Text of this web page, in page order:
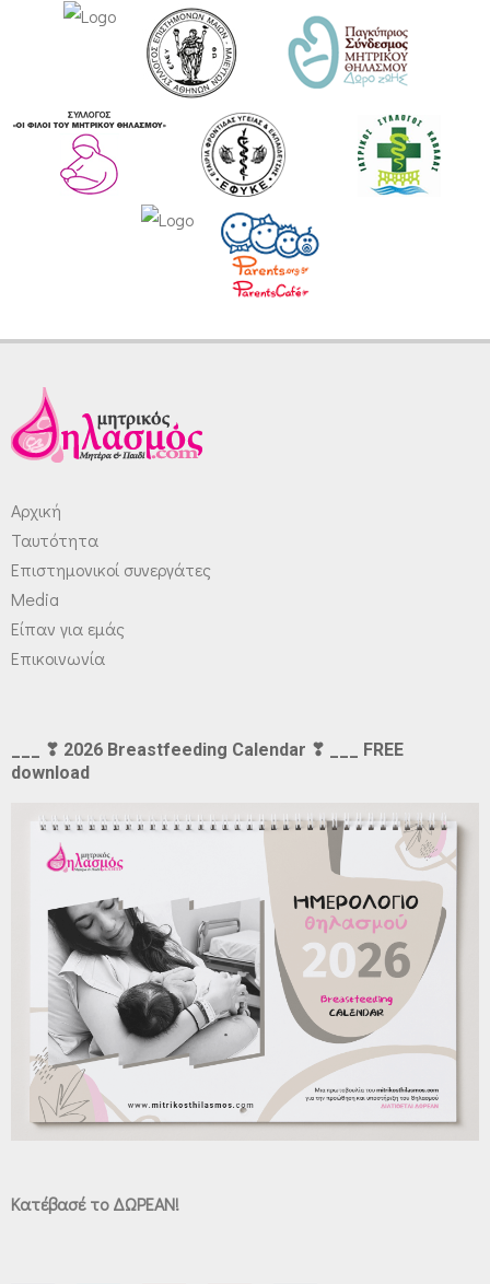
Αρχική
Ταυτότητα
Επιστημονικοί συνεργάτες
Media
Είπαν για εμάς
Επικοινωνία
___ ❣ 2026 Breastfeeding Calendar ❣ ___ FREE
download
Κατέβασέ το ΔΩΡΕΑΝ!